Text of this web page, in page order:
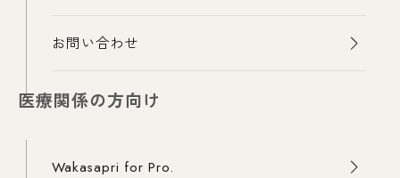
お問い合わせ
医療関係の方向け
Wakasapri for Pro.